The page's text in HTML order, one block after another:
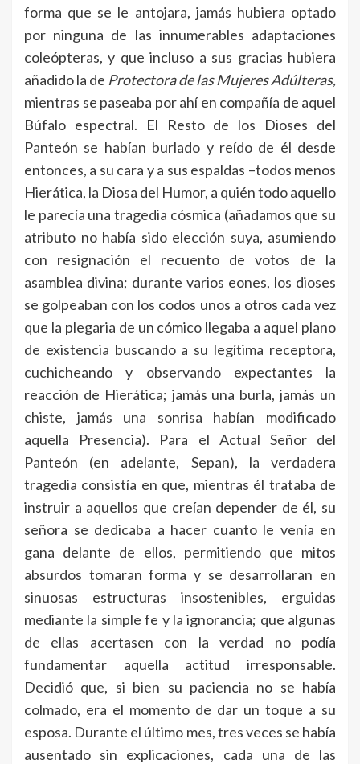
forma que se le antojara, jamás hubiera optado
por ninguna de las innumerables adaptaciones
coleópteras, y que incluso a sus gracias hubiera
añadido la de Protectora de las Mujeres Adúlteras,
mientras se paseaba por ahí en compañía de aquel
Búfalo espectral. El Resto de los Dioses del
Panteón se habían burlado y reído de él desde
entonces, a su cara y a sus espaldas –todos menos
Hierática, la Diosa del Humor, a quién todo aquello
le parecía una tragedia cósmica (añadamos que su
atributo no había sido elección suya, asumiendo
con resignación el recuento de votos de la
asamblea divina; durante varios eones, los dioses
se golpeaban con los codos unos a otros cada vez
que la plegaria de un cómico llegaba a aquel plano
de existencia buscando a su legítima receptora,
cuchicheando y observando expectantes la
reacción de Hierática; jamás una burla, jamás un
chiste, jamás una sonrisa habían modificado
aquella Presencia). Para el Actual Señor del
Panteón (en adelante, Sepan), la verdadera
tragedia consistía en que, mientras él trataba de
instruir a aquellos que creían depender de él, su
señora se dedicaba a hacer cuanto le venía en
gana delante de ellos, permitiendo que mitos
absurdos tomaran forma y se desarrollaran en
sinuosas estructuras insostenibles, erguidas
mediante la simple fe y la ignorancia; que algunas
de ellas acertasen con la verdad no podía
fundamentar aquella actitud irresponsable.
Decidió que, si bien su paciencia no se había
colmado, era el momento de dar un toque a su
esposa. Durante el último mes, tres veces se había
ausentado sin explicaciones, cada una de las